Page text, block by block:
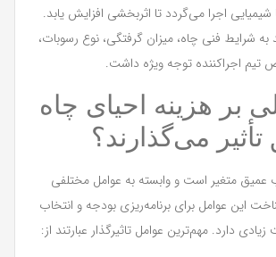
شیمیایی اجرا می‌گردد تا اثربخشی افزایش یابد.
به شرایط فنی چاه، میزان گرفتگی، نوع رسوبات،
اجراکننده توجه ویژه داشت.
بر هزینه احیای چاه
می‌گذارند؟
عمیق متغیر است و وابسته به عوامل مختلفی
این عوامل برای برنامه‌ریزی بودجه و انتخاب
دارد. مهم‌ترین عوامل تاثیرگذار عبارتند از: